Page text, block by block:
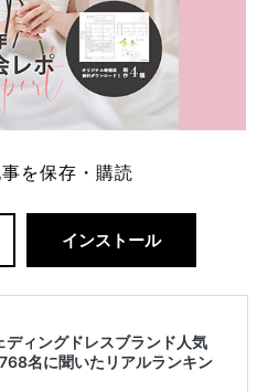
を保存・購読
インストール
ディングドレスブランド人気
名に聞いたリアルランキン